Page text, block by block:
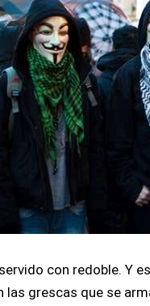
con redoble. Y
las grescas que se